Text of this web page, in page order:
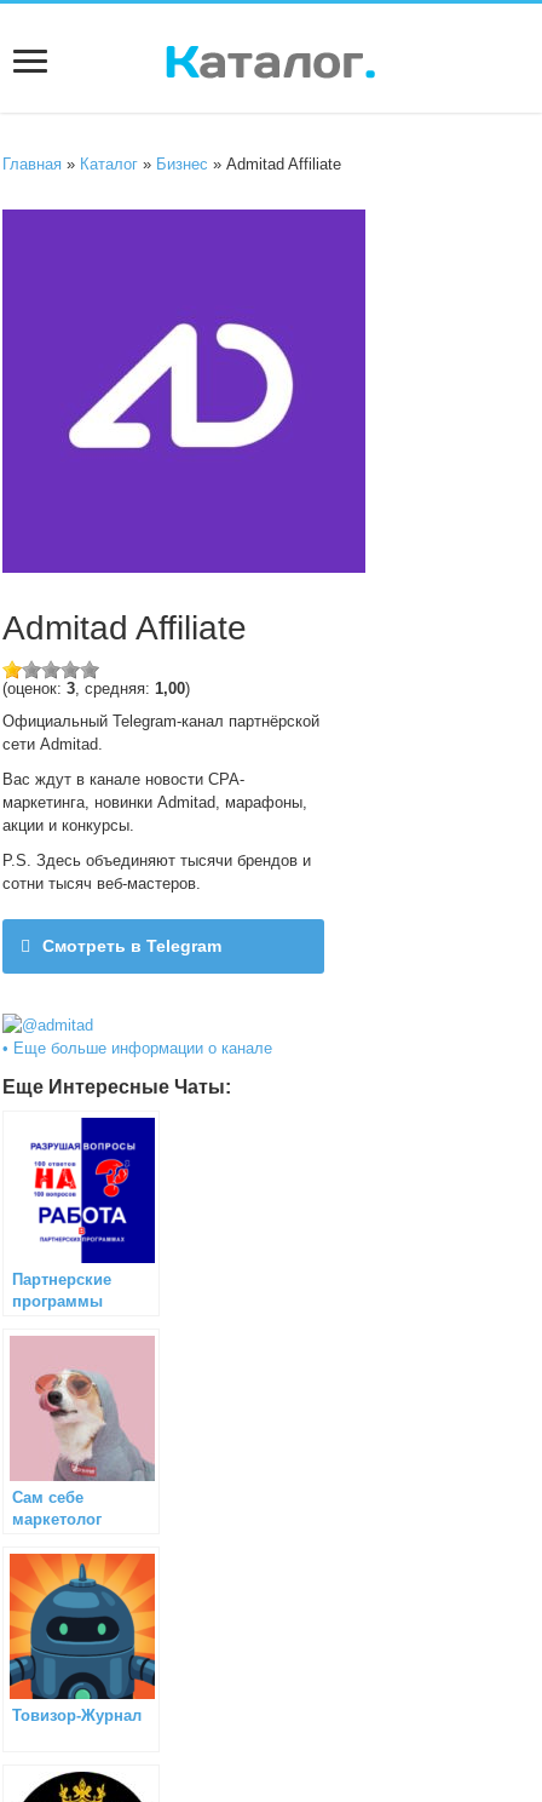
Главная » Каталог » Бизнес » Admitad Affiliate
Admitad Affiliate
(оценок:3, средняя:1,00)
Официальный Telegram-канал партнёрской
сети Admitad.
Вас ждут в канале новости CPA-
маркетинга, новинки Admitad, марафоны,
акции и конкурсы.
P.S. Здесь объединяют тысячи брендов и
сотни тысяч веб-мастеров.
Смотреть в Telegram
• Еще больше информации о канале
Еще Интересные Чаты:
Партнерские
программы
Сам себе
маркетолог
Товизор-Журнал